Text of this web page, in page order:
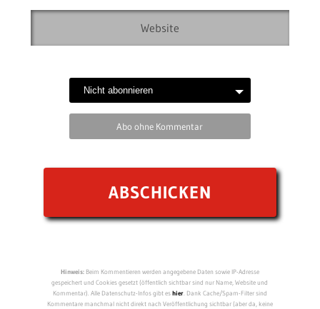
Abo ohne Kommentar
Hinweis:Beim Kommentieren werden angegebene Daten sowie IP-Adresse
gespeichert und Cookies gesetzt (öffentlich sichtbar sind nur Name, Website und
Kommentar). Alle Datenschutz-Infos gibt eshier. Dank Cache/Spam-Filter sind
Kommentare manchmal nicht direkt nach Veröffentlichung sichtbar (aber da, keine